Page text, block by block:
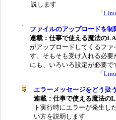
説します
「
ファイルのアップロードを制
連載：仕事で使える魔法の
がアップロードしてくるファ
す。そもそも受け入れる必
にも、いろいろ設定が必要で
「
エラーメッセージをどう扱
連載：仕事で使える魔法の
ト実行時にエラーが発生し
い方を説明します